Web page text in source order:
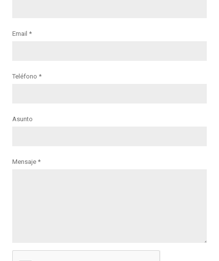
Email *
Teléfono *
Asunto
Mensaje *